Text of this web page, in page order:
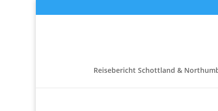
Reisebericht Schottland &